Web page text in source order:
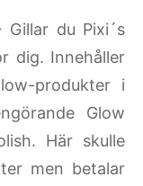
Gillar du Pixi´s
dig. Innehåller
produkter i
Glow
Här skulle
men betalar